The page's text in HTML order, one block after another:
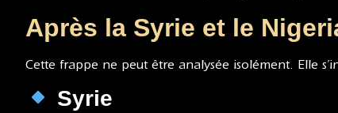
Après la Syrie et le
Cette frappe ne peut être analysée isolément. Elle
Syrie